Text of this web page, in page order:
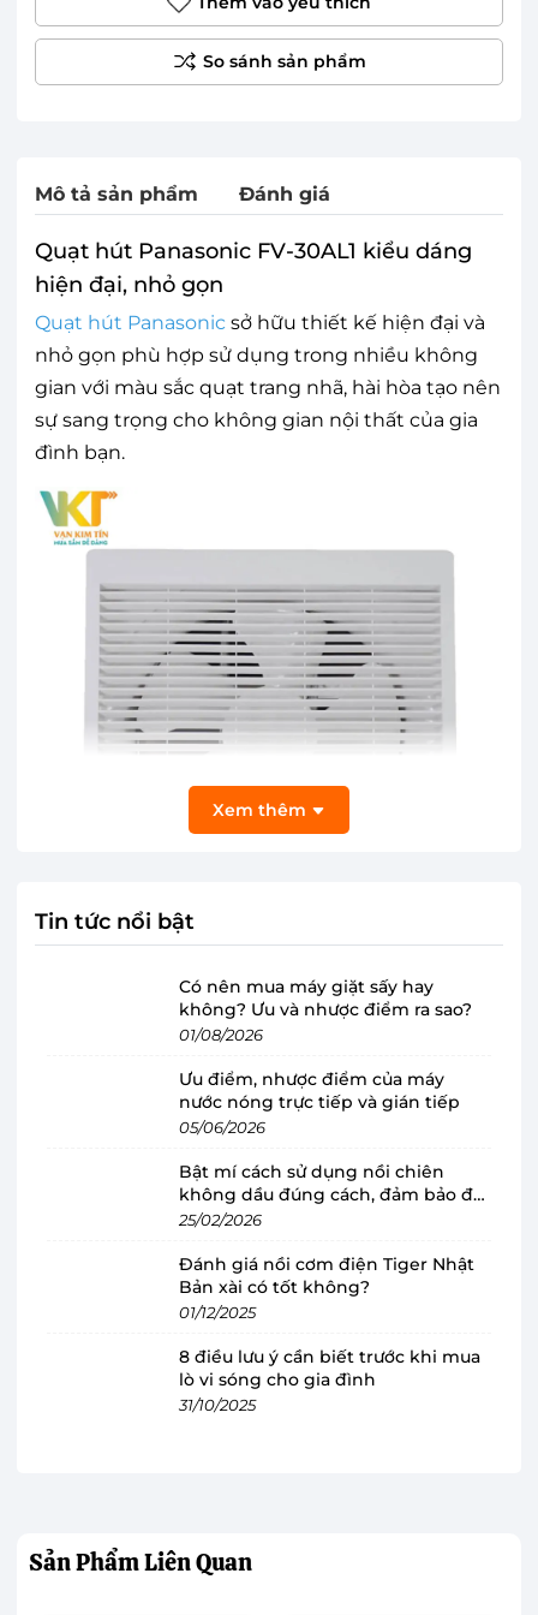
Mô tả sản phẩm Đánh giá
Quạt hút Panasonic FV-30AL1 kiểu dáng
hiện đại, nhỏ gọn
Quạt hút Panasonic sở hữu thiết kế hiện đại và
nhỏ gọn phù hợp sử dụng trong nhiều không
gian với màu sắc quạt trang nhã, hài hòa tạo nên
sự sang trọng cho không gian nội thất của gia
đình bạn.
Công suất lớn cùng lưu lượng gió mạnh
1000CMH và công suất 28W làm mát hiệu quả
cho các phòng có diện tích dưới 58m2 như:
bệnh viện, khách sạn, nhà hàng,... giúp thay đổi
không khí trong phòng hiệu quả, cho bạn cảm
giác luôn thoải mái ngay cả khi ngồi trong
Xem thêm
Tin tức nổi bật
Có nên mua máy giặt sấy hay
không? Ưu và nhược điểm ra sao?
01/08/2026
Ưu điểm, nhược điểm của máy
nước nóng trực tiếp và gián tiếp
05/06/2026
Bật mí cách sử dụng nồi chiên
không dầu đúng cách, đảm bảo độ
bền
25/02/2026
Đánh giá nồi cơm điện Tiger Nhật
Bản xài có tốt không?
01/12/2025
8 điều lưu ý cần biết trước khi mua
lò vi sóng cho gia đình
31/10/2025
Sản PhẩmLiên Quan